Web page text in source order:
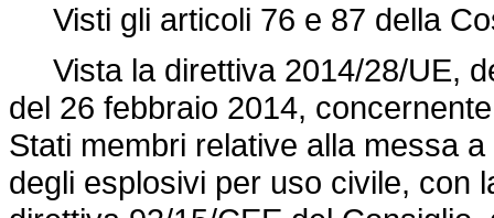
Visti gli articoli 76 e 87 della
Vista la direttiva 2014/28/UE,
del 26 febbraio 2014,
Stati membri relative alla messa
degli esplosivi per uso civile, con